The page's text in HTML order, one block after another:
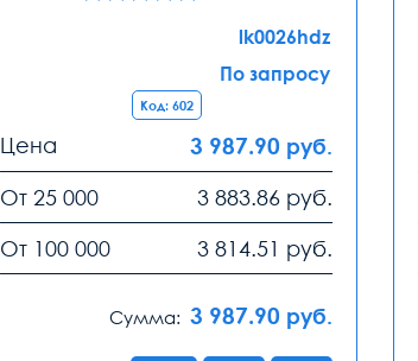
lk0026hdz
По запросу
Код: 602
Цена 3 987.90 руб.
От 25 000
3 883.86 руб.
От 100 000
3 814.51 руб.
Сумма: 3 987.90 руб.